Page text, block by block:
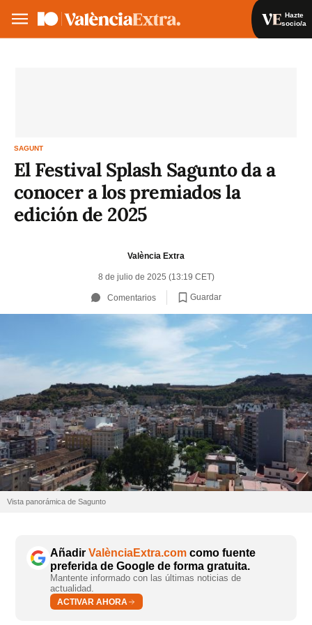
Hazte
socio/a
SAGUNT
El Festival Splash Sagunto da a
conocer a los premiados la
edición de 2025
València Extra
8 de julio de 2025 (13:19 CET)
Comentarios Guardar
Vista panorámica de Sagunto
Añadir ValènciaExtra.com como fuente
preferida de Google de forma gratuita.
Mantente informado con las últimas noticias de
actualidad.
ACTIVAR AHORA